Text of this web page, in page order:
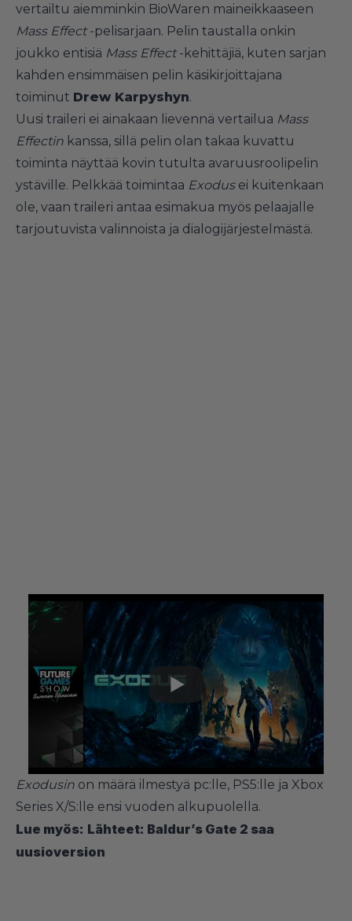
vertailtu aiemminkin BioWaren maineikkaaseen
Mass Effect -pelisarjaan. Pelin taustalla onkin
joukko entisiä Mass Effect -kehittäjiä, kuten sarjan
kahden ensimmäisen pelin käsikirjoittajana
toiminut Drew Karpyshyn.
Uusi traileri ei ainakaan lievennä vertailua Mass
Effectin kanssa, sillä pelin olan takaa kuvattu
toiminta näyttää kovin tutulta avaruusroolipelin
ystäville. Pelkkää toimintaa Exodus ei kuitenkaan
ole, vaan traileri antaa esimakua myös pelaajalle
tarjoutuvista valinnoista ja dialogijärjestelmästä.
Exodusin on määrä ilmestyä pc:lle, PS5:lle ja Xbox
Series X/S:lle ensi vuoden alkupuolella.
Lue myös: Lähteet: Baldur’s Gate 2 saa
uusioversion